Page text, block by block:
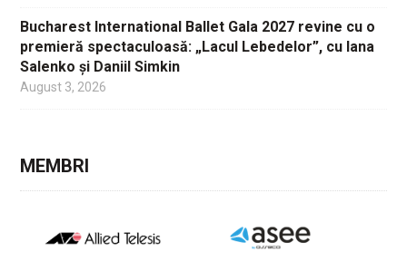
Bucharest International Ballet Gala 2027 revine cu o
premieră spectaculoasă: „Lacul Lebedelor”, cu Iana
Salenko și Daniil Simkin
August 3, 2026
MEMBRI